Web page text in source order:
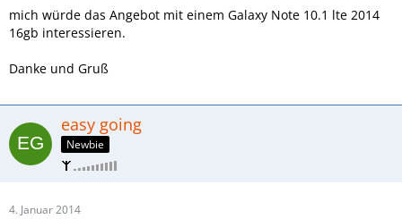
mich würde das Angebot mit einem Galaxy Note 10.1 lte 2014
16gb interessieren.
Danke und Gruß
easy going
Newbie
4. Januar 2014